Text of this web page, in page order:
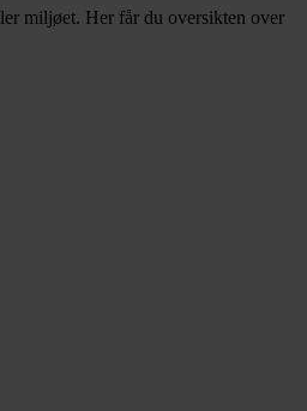
miljøet. Her får du oversikten over